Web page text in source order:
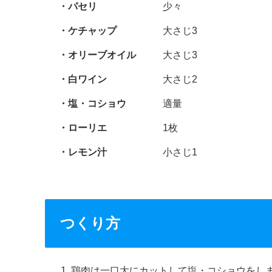
パセリ 少々
ケチャップ 大さじ3
オリーブオイル 大さじ3
白ワイン 大さじ2
塩・コショウ 適量
ローリエ 1枚
レモン汁 小さじ1
つくり方